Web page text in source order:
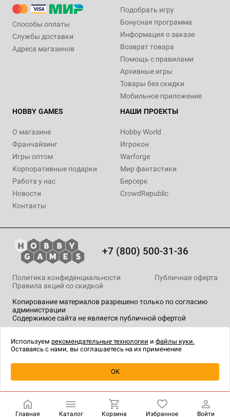
Уведомить о наличии
Способы оплаты
Службы доставки
Адреса магазинов
Подобрать игру
Бонусная программа
Информация о заказе
Возврат товара
Помощь с правилами
Архивные игры
Товары без скидки
Мобильное приложение
HOBBY GAMES
О магазине
Франчайзинг
Игры оптом
Корпоративные подарки
Работа у нас
Новости
Контакты
НАШИ ПРОЕКТЫ
Hobby World
Игрокон
Warforge
Мир фантастики
Берсерк
CrowdRepublic
+7 (800) 500-31-36
Копирование материалов разрешено только по согласию
администрации
Содержимое сайта не является публичной офертой
Политика конфиденциальности
Публичная оферта
Правила акций со скидкой
технологии.
Главная Каталог Корзина Избранное Войти
Используем рекомендательные технологии и файлы куки.
Оставаясь с нами, вы соглашаетесь на их применение
OK